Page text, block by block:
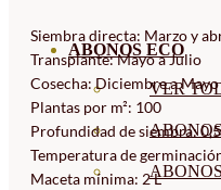
ABONOS ECO
VER
Siembra directa: Marzo y
Transplante: Mayo a Julio
Cosecha: Diciembre a Mayo
Plantas por m²: 100
Profundidad de siembra:
Temperatura de
Maceta mínima: 2 L